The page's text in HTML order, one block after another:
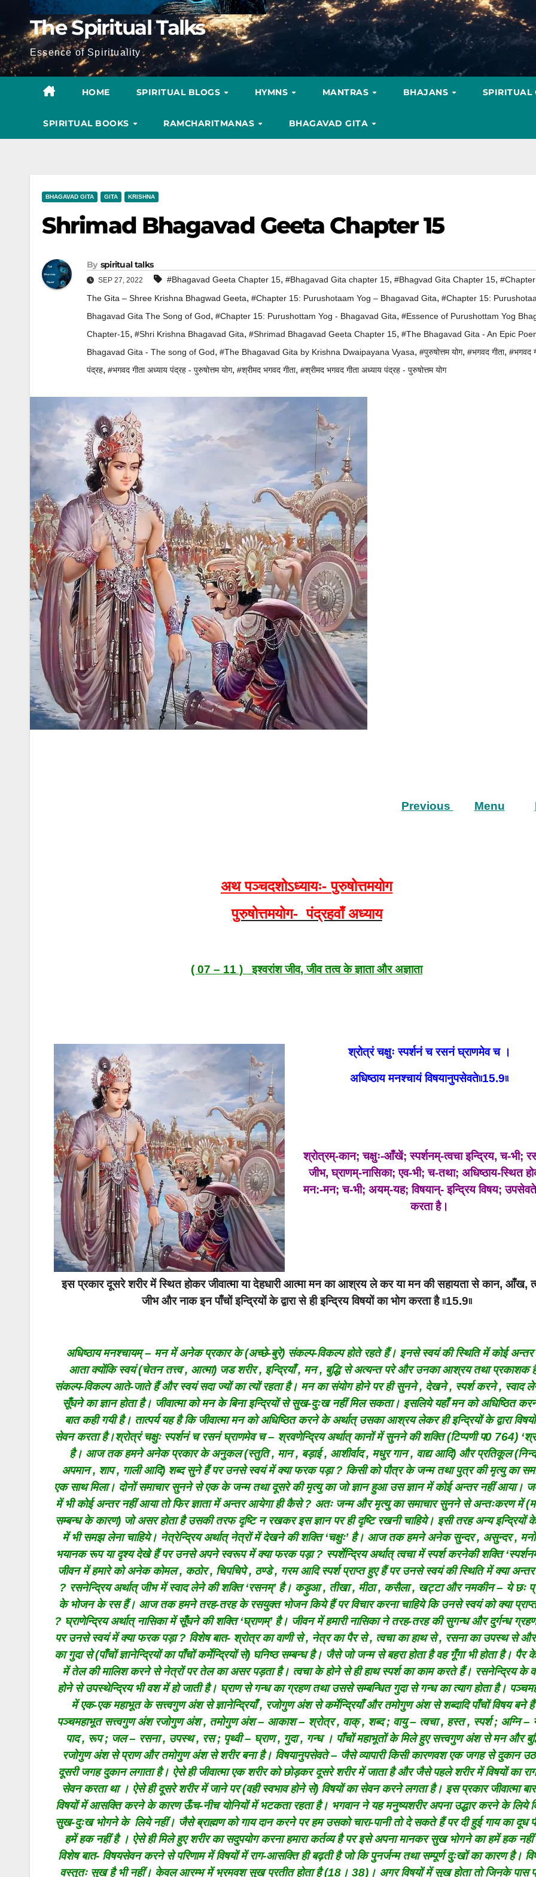
The Spiritual Talks
Essence of Spirituality
HOME SPIRITUAL BLOGS HYMNS MANTRAS BHAJANS SPIRITUAL
SPIRITUAL BOOKS RAMCHARITMANAS BHAGAVAD GITA
BHAGAVAD GITA GITA KRISHNA
Shrimad Bhagavad Geeta Chapter 15
By spiritual talks
SEP 27, 2022 #Bhagavad Geeta Chapter 15, #Bhagavad Gita chapter 15, #Bhagvad Gita Chapter 15,
The Gita – Shree Krishna Bhagwad Geeta, #Chapter 15: Purushotaam Yog – Bhagavad Gita, #Chapter 15:
Bhagavad Gita The Song of God, #Chapter 15: Purushottam Yog - Bhagavad Gita, #Essence of Purushottam Yog
Chapter-15, #Shri Krishna Bhagavad Gita, #Shrimad Bhagavad Geeta Chapter 15, #The Bhagavad Gita - An Epic
Bhagavad Gita - The song of God, #The Bhagavad Gita by Krishna Dwaipayana Vyasa, #पुरुषोत्तम योग, #भगवद गीता, #भगवद
पंद्रह, #भगवद गीता अध्याय पंद्रह - पुरुषोत्तम योग, #श्रीमद भगवद गीता, #श्रीमद भगवद गीता अध्याय पंद्रह - पुरुषोत्तम योग
Previous Menu
अथ पञ्चदशोऽध्यायः- पुरुषोत्तमयोग
पुरुषोत्तमयोग- पंद्रहवाँ अध्याय
( 07 – 11 ) इश्वरांश जीव, जीव तत्व के ज्ञाता और अज्ञाता
श्रोत्रं चक्षुः स्पर्शनं च रसनं घ्राणमेव च ।
अधिष्ठाय मनश्चायं विषयानुपसेवते৷৷15.9৷৷
श्रोत्रम्-कान; चक्षुः-आँखें; स्पर्शनम्-त्वचा इन्द्रिय, च-भी;
जीभ, घ्राणम्-नासिका; एव-भी; च-तथा; अधिष्ठाय-स्थित
मन:-मन; च-भी; अयम्-यह; विषयान्- इन्द्रिय विषय;
करता है।
इस प्रकार दूसरे शरीर में स्थित होकर जीवात्मा या देहधारी आत्मा मन का आश्रय ले कर या मन की सहायता से कान, आँख,
जीभ और नाक इन पाँचों इन्द्रियों के द्वारा से ही इन्द्रिय विषयों का भोग करता है ৷৷15.9৷৷
अधिष्ठाय मनश्चायम् – मन में अनेक प्रकार के (अच्छे-बुरे) संकल्प-विकल्प होते रहते हैं। इनसे स्वयं की स्थिति में कोई अन्तर
आता क्योंकि स्वयं (चेतन तत्त्व , आत्मा) जड शरीर , इन्द्रियाँ , मन , बुद्धि से अत्यन्त परे और उनका आश्रय तथा प्रकाशक
संकल्प-विकल्प आते-जाते हैं और स्वयं सदा ज्यों का त्यों रहता है। मन का संयोग होने पर ही सुनने , देखने , स्पर्श करने , स्वाद
सूँघने का ज्ञान होता है। जीवात्मा को मन के बिना इन्द्रियों से सुख-दुःख नहीं मिल सकता। इसलिये यहाँ मन को अधिष्ठित
बात कही गयी है। तात्पर्य यह है कि जीवात्मा मन को अधिष्ठित करने के अर्थात् उसका आश्रय लेकर ही इन्द्रियों के द्वारा
सेवन करता है।श्रोत्रं चक्षुः स्पर्शनं च रसनं घ्राणमेव च – श्रवणेन्द्रिय अर्थात् कानों में सुनने की शक्ति (टिप्पणी प0 764)
है। आज तक हमने अनेक प्रकार के अनुकल (स्तुति , मान , बड़ाई , आशीर्वाद , मधुर गान , वाद्य आदि) और प्रतिकूल
अपमान , शाप , गाली आदि) शब्द सुने हैं पर उनसे स्वयं में क्या फरक पड़ा ? किसी को पौत्र के जन्म तथा पुत्र की मृत्यु का
एक साथ मिला। दोनों समाचार सुनने से एक के जन्म तथा दूसरे की मृत्यु का जो ज्ञान हुआ उस ज्ञान में कोई अन्तर नहीं आया।
में भी कोई अन्तर नहीं आया तो फिर ज्ञाता में अन्तर आयेगा ही कैसे ? अतः जन्म और मृत्यु का समाचार सुनने से अन्तःकरण में
सम्बन्ध के कारण) जो असर होता है उसकी तरफ दृष्टि न रखकर इस ज्ञान पर ही दृष्टि रखनी चाहिये। इसी तरह अन्य इन्द्रियों
में भी समझ लेना चाहिये। नेत्रेन्द्रिय अर्थात् नेत्रों में देखने की शक्ति ‘चक्षुः’ है। आज तक हमने अनेक सुन्दर , असुन्दर ,
भयानक रूप या दृश्य देखे हैं पर उनसे अपने स्वरूप में क्या फरक पड़ा ? स्पर्शेन्द्रिय अर्थात् त्वचा में स्पर्श करनेकी शक्ति
जीवन में हमारे को अनेक कोमल , कठोर , चिपचिपे , ठण्डे , गरम आदि स्पर्श प्राप्त हुए हैं पर उनसे स्वयं की स्थिति में क्या
? रसनेन्द्रिय अर्थात् जीभ में स्वाद लेने की शक्ति ‘रसनम्’ है। कड़ुआ , तीखा , मीठा , कसैला , खट्टा और नमकीन – ये छः
के भोजन के रस हैं। आज तक हमने तरह-तरह के रसयुक्त भोजन किये हैं पर विचार करना चाहिये कि उनसे स्वयं को क्या
? घ्राणेन्द्रिय अर्थात् नासिका में सूँघने की शक्ति ‘घ्राणम्’ है। जीवन में हमारी नासिका ने तरह-तरह की सुगन्ध और दुर्गन्ध
पर उनसे स्वयं में क्या फरक पड़ा ? विशेष बात- श्रोत्र का वाणी से , नेत्र का पैर से , त्वचा का हाथ से , रसना का उपस्थ से
का गुदा से (पाँचों ज्ञानेन्द्रियों का पाँचों कर्मेन्द्रियों से) घनिष्ठ सम्बन्ध है। जैसे जो जन्म से बहरा होता है वह गूँगा भी होता है। पैर
में तेल की मालिश करने से नेत्रों पर तेल का असर पड़ता है। त्वचा के होने से ही हाथ स्पर्श का काम करते हैं। रसनेन्द्रिय के
होने से उपस्थेन्द्रिय भी वश में हो जाती है। घ्राण से गन्ध का ग्रहण तथा उससे सम्बन्धित गुदा से गन्ध का त्याग होता है।
में एक-एक महाभूत के सत्त्वगुण अंश से ज्ञानेन्द्रियाँ , रजोगुण अंश से कर्मेन्द्रियाँ और तमोगुण अंश से शब्दादि पाँचों विषय बने
पञ्चमहाभूत सत्त्वगुण अंश रजोगुण अंश , तमोगुण अंश – आकाश – श्रोत्र , वाक् , शब्द ; वायु – त्वचा , हस्त , स्पर्श ; अग्नि –
पाद , रूप ; जल – रसना , उपस्थ , रस ; पृथ्वी – घ्राण , गुदा , गन्ध । पाँचों महाभूतों के मिले हुए सत्त्वगुण अंश से मन और
रजोगुण अंश से प्राण और तमोगुण अंश से शरीर बना है। विषयानुपसेवते – जैसे व्यापारी किसी कारणवश एक जगह से दुकान
दूसरी जगह दुकान लगाता है। ऐसे ही जीवात्मा एक शरीर को छोड़कर दूसरे शरीर में जाता है और जैसे पहले शरीर में विषयों का
सेवन करता था । ऐसे ही दूसरे शरीर में जाने पर (वही स्वभाव होने से) विषयों का सेवन करने लगता है। इस प्रकार जीवात्मा
विषयों में आसक्ति करने के कारण ऊँच-नीच योनियों में भटकता रहता है। भगवान ने यह मनुष्यशरीर अपना उद्धार करने के लिये
सुख-दुःख भोगने के लिये नहीं। जैसे ब्राह्मण को गाय दान करने पर हम उसको चारा-पानी तो दे सकते हैं पर दी हुई गाय का दूध
हमें हक नहीं है । ऐसे ही मिले हुए शरीर का सदुपयोग करना हमारा कर्तव्य है पर इसे अपना मानकर सुख भोगने का हमें हक
विशेष बात- विषयसेवन करने से परिणाम में विषयों में राग-आसक्ति ही बढ़ती है जो कि पुनर्जन्म तथा सम्पूर्ण दुःखों का कारण है।
वस्तुतः सुख है भी नहीं। केवल आरम्भ में भ्रमवश सुख प्रतीत होता है (18। 38)। अगर विषयों में सुख होता तो जिनके पास